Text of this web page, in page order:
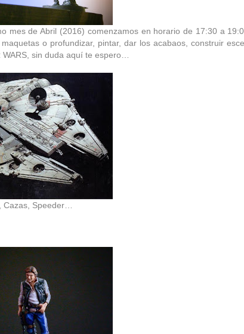
mes de Abril (2016) comenzamos en horario de 17:30 a
o profundizar, pintar, dar los acabaos, construir
sin duda aquí te espero…
Speeder…